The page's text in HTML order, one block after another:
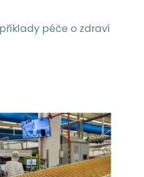
péče o zdraví